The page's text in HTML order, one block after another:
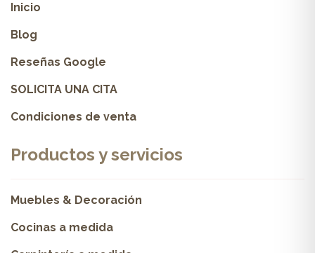
Inicio
Blog
Reseñas Google
SOLICITA UNA CITA
Condiciones de venta
Productos y servicios
Muebles & Decoración
Cocinas a medida